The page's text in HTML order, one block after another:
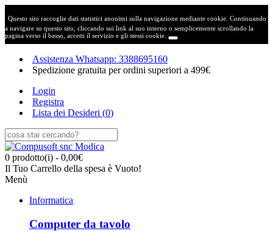
Questo sito raccoglie dati statistici anonimi sulla navigazione mediante cookie. Continuando
a navigare su questo sito, cliccando sui link al suo interno o semplicemente scrollando la
pagina verso il basso, accetti il servizio e gli stessi cookie.
Assistenza Whatsapp: 3388695160
Spedizione gratuita per ordini superiori a 499€
Login
Registra
Lista dei Desideri (0)
0 prodotto(i) - 0,00€
Il Tuo Carrello della spesa è Vuoto!
Menù
Informatica
Computer da tavolo